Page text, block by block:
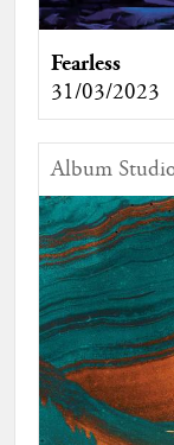
Fearless
31/03/2023
Album